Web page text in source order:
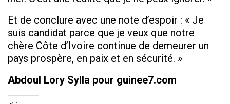
Et de conclure avec une note d’espoir : « Je
suis candidat parce que je veux que notre
chère Côte d’Ivoire continue de demeurer un
pays prospère, en paix et en sécurité. »
Abdoul Lory Sylla pour guinee7.com